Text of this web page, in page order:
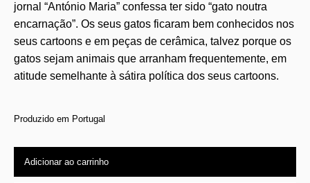
jornal “António Maria” confessa ter sido “gato noutra
encarnação”. Os seus gatos ficaram bem conhecidos nos
seus cartoons e em peças de cerâmica, talvez porque os
gatos sejam animais que arranham frequentemente, em
atitude semelhante à sátira política dos seus cartoons.
Produzido em Portugal
Adicionar ao carrinho